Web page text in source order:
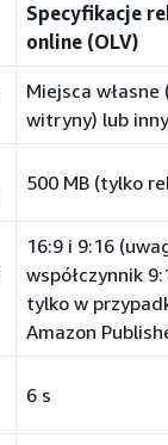
Specyfikacje
online (OLV)
Miejsca własne
witryny) lub
500 MB (tylko
16:9 i 9:16
współczynnik
tylko w
Amazon
6 s